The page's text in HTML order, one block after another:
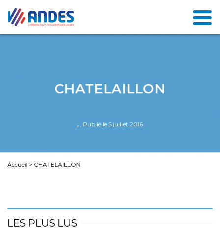
CHATELAILLON
, , Publié le 5 juillet 2016
Accueil > CHATELAILLON
LES PLUS LUS